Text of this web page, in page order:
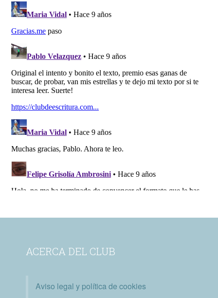
ACERCA DEL CLUB
Aviso legal y política de cookies